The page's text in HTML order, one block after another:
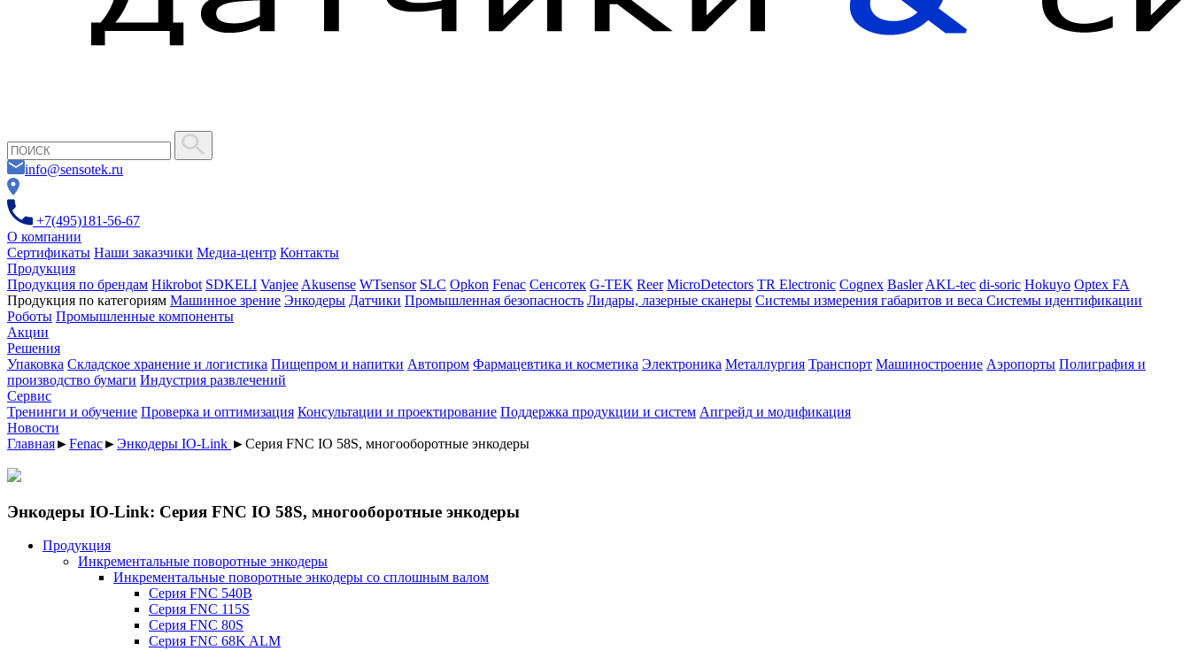
info@sensotek.ru
+7(495)181-56-67
О компании
Сертификаты Наши заказчики Медиа-центр Контакты
Продукция
Продукция по брендам Hikrobot SDKELI Vanjee Akusense WTsensor SLC Opkon Fenac Сенсотек G-TEK Reer MicroDetectors TR Electronic Cognex Basler AKL-tec di-soric Hokuyo Optex FA
Продукция по категориям Машинное зрение Энкодеры Датчики Промышленная безопасность Лидары, лазерные сканеры Системы измерения габаритов и веса Системы идентификации
Роботы Промышленные компоненты
Акции
Решения
Упаковка Складское хранение и логистика Пищепром и напитки Автопром Фармацевтика и косметика Электроника Металлургия Транспорт Машиностроение Аэропорты Полиграфия и
производство бумаги Индустрия развлечений
Сервис
Тренинги и обучение Проверка и оптимизация Консультации и проектирование Поддержка продукции и систем Апгрейд и модификация
Новости
Главная►Fenac►Энкодеры IO-Link ►Серия FNC IO 58S, многооборотные энкодеры
Энкодеры IO-Link: Серия FNC IO 58S, многооборотные энкодеры
Продукция
Инкрементальные поворотные энкодеры
Инкрементальные поворотные энкодеры со сплошным валом
Серия FNC 540B
Серия FNC 115S
Серия FNC 80S
Серия FNC 68K ALM